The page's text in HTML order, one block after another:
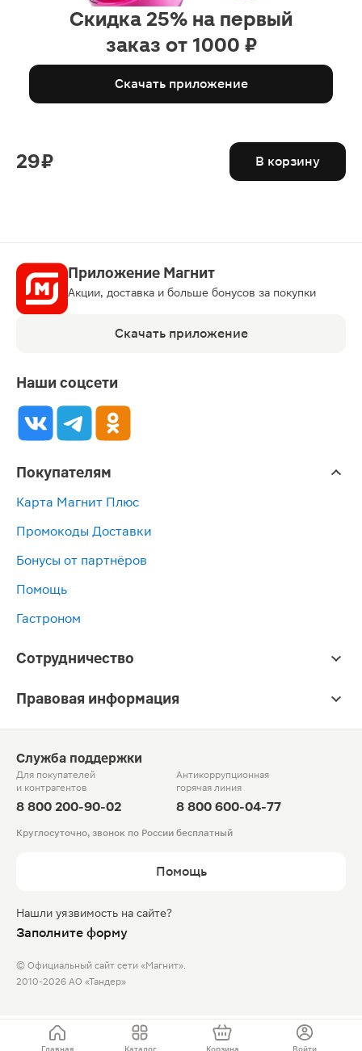
Скидка 25% на первый
заказ от 1000 ₽
Скачать приложение
29 ₽ В корзину
Приложение Магнит
Акции, доставка и больше бонусов за покупки
Скачать приложение
Наши соцсети
Покупателям
Карта Магнит Плюс
Промокоды Доставки
Бонусы от партнёров
Помощь
Гастроном
Сотрудничество
Правовая информация
Служба поддержки
Для покупателей
и контрагентов
8 800 200-90-02
Антикоррупционная
горячая линия
8 800 600-04-77
Круглосуточно, звонок по России бесплатный
Помощь
Нашли уязвимость на сайте?
Заполните форму
© Официальный сайт сети «Магнит».
2010-2026 АО «Тандер»
Главная Каталог Корзина Войти